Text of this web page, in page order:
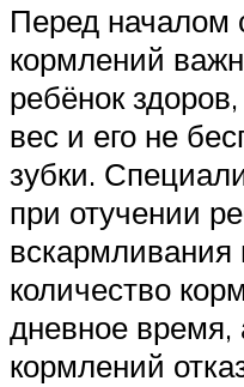
Перед началом
кормлений
ребёнок
вес и его не
зубки.
при отучении
вскармливания
количество
дневное время,
кормлений